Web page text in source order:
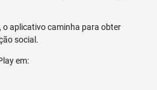
o aplicativo caminha para obter
social.
em: